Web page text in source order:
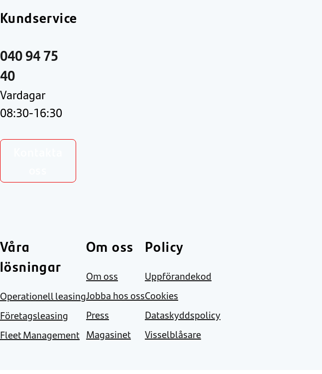
Kundservice
040 94 75
40
Vardagar
08:30-16:30
Våra
lösningar
Operationell leasing
Företagsleasing
Fleet Management
Om oss
Om oss
Jobba hos oss
Press
Magasinet
Policy
Uppförandekod
Cookies
Dataskyddspolicy
Visselblåsare